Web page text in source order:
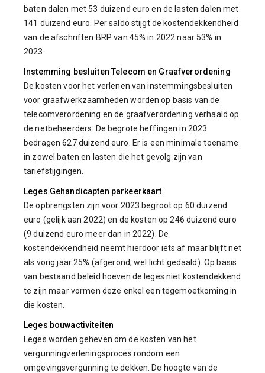
baten dalen met 53 duizend euro en de lasten dalen met
141 duizend euro. Per saldo stijgt de kostendekkendheid
van de afschriften BRP van 45% in 2022 naar 53% in
2023.
Instemming besluiten Telecom en Graafverordening
De kosten voor het verlenen van instemmingsbesluiten
voor graafwerkzaamheden worden op basis van de
telecomverordening en de graafverordening verhaald op
de netbeheerders. De begrote heffingen in 2023
bedragen 627 duizend euro. Er is een minimale toename
in zowel baten en lasten die het gevolg zijn van
tariefstijgingen.
Leges Gehandicapten parkeerkaart
De opbrengsten zijn voor 2023 begroot op 60 duizend
euro (gelijk aan 2022) en de kosten op 246 duizend euro
(9 duizend euro meer dan in 2022). De
kostendekkendheid neemt hierdoor iets af maar blijft net
als vorig jaar 25% (afgerond, wel licht gedaald). Op basis
van bestaand beleid hoeven de leges niet kostendekkend
te zijn maar vormen deze enkel een tegemoetkoming in
die kosten.
Leges bouwactiviteiten
Leges worden geheven om de kosten van het
vergunningverleningsproces rondom een
omgevingsvergunning te dekken. De hoogte van de